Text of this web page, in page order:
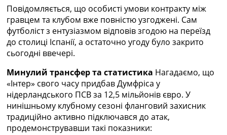
Іспанія. Ла Ліга
Ще Турніри >>>
Таблиці
Чемпіонат Світу. Турнирні таблиці
Таблиця УПЛ
Перша Ліга
Таблиця АПЛ
Таблиця Ла Ліги
Таблиця Ліги Чемпіонів
Всі таблиці >>>
Рейтинги
Рейтинг країн УЄФА
Повідомляється, що особисті умови контракту між
гравцем та клубом вже повністю узгоджені. Сам
футболіст з ентузіазмом відповів згодою на переїзд
до столиці Іспанії, а остаточно угоду було закрито
сьогодні ввечері.
Минулий трансфер та статистика Нагадаємо, що
«Інтер» свого часу придбав Думфріса у
нідерландського ПСВ за 12,5 мільйонів євро. У
нинішньому клубному сезоні фланговий захисник
традиційно активно підключався до атак,
продемонструвавши такі показники: